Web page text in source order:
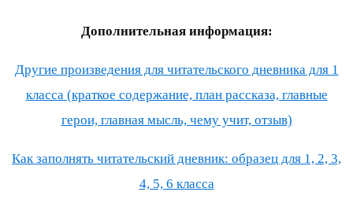
Дополнительная информация:
Другие произведения для читательского дневника для 1
класса (краткое содержание, план рассказа, главные
герои, главная мысль, чему учит, отзыв)
Как заполнять читательский дневник: образец для 1, 2, 3,
4, 5, 6 класса